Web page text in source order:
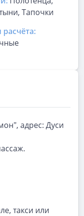
Тапочки
адрес: Дуси
такси или